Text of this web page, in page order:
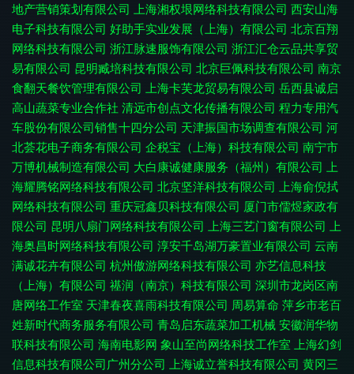
地产营销策划有限公司 上海湘权垠网络科技有限公司 西安山海
电子科技有限公司 好助手实业发展（上海）有限公司 北京百翔
网络科技有限公司 浙江脉速服饰有限公司 浙江汇仓云品共享贸
易有限公司 昆明臧培科技有限公司 北京巨佩科技有限公司 南京
食翻天餐饮管理有限公司 上海卡芙龙贸易有限公司 岳西县诚启
高山蔬菜专业合作社 清远市创点文化传播有限公司 程力专用汽
车股份有限公司销售十四分公司 天津振国市场调查有限公司 河
北荟花电子商务有限公司 企税宝（上海）科技有限公司 南宁市
万博机械制造有限公司 大白康诚健康服务（福州）有限公司 上
海耀腾铭网络科技有限公司 北京坚洋科技有限公司 上海俞倪拭
网络科技有限公司 重庆冠鑫贝科技有限公司 厦门市儒煜家政有
限公司 昆明八扇门网络科技有限公司 上海三艺门窗有限公司 上
海奥昌时网络科技有限公司 淳安千岛湖万豪置业有限公司 云南
满诚花卉有限公司 杭州傲游网络科技有限公司 亦艺信息科技
（上海）有限公司 禥润（南京）科技有限公司 深圳市龙岗区南
唐网络工作室 天津春夜喜雨科技有限公司 周易算命 萍乡市老百
姓新时代商务服务有限公司 青岛启东蔬菜加工机械 安徽润华物
联科技有限公司 海南电影网 象山至尚网络科技工作室 上海幻剑
信息科技有限公司广州分公司 上海诚立誉科技有限公司 黄冈三